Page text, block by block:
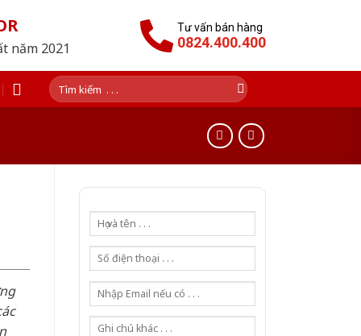
năm 2021
Tư vấn bán hàng
0824.400.400
Tìm
kiếm: